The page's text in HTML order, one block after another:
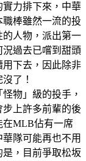
力排下來，中華
棒雖然一流的投
人物，派出第一
過去已嚐到甜頭
用下去，因此除非
了！
物」級的投手，
上許多前輩的後
在MLB佔有一席
隊可能再也不用
，目前爭取松坂